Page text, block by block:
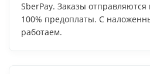
SberPay. Заказы отправляются
100% предоплаты. С
работаем.